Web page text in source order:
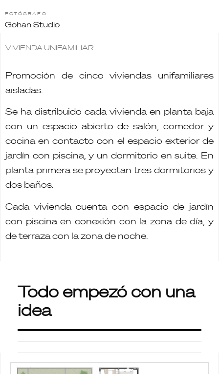
FOTÓGRAFO
Gohan Studio
VIVIENDA UNIFAMILIAR
Promoción de cinco viviendas unifamiliares
aisladas.
Se ha distribuido cada vivienda en planta baja
con un espacio abierto de salón, comedor y
cocina en contacto con el espacio exterior de
jardín con piscina, y un dormitorio en suite. En
planta primera se proyectan tres dormitorios y
dos baños.
Cada vivienda cuenta con espacio de jardín
con piscina en conexión con la zona de día, y
de terraza con la zona de noche.
Todo empezó con una
idea